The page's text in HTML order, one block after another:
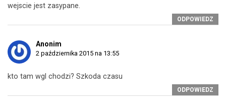
wejscie jest zasypane.
ODPOWIEDZ
Anonim
2 października 2015 na 13:55
kto tam wgl chodzi? Szkoda czasu
ODPOWIEDZ